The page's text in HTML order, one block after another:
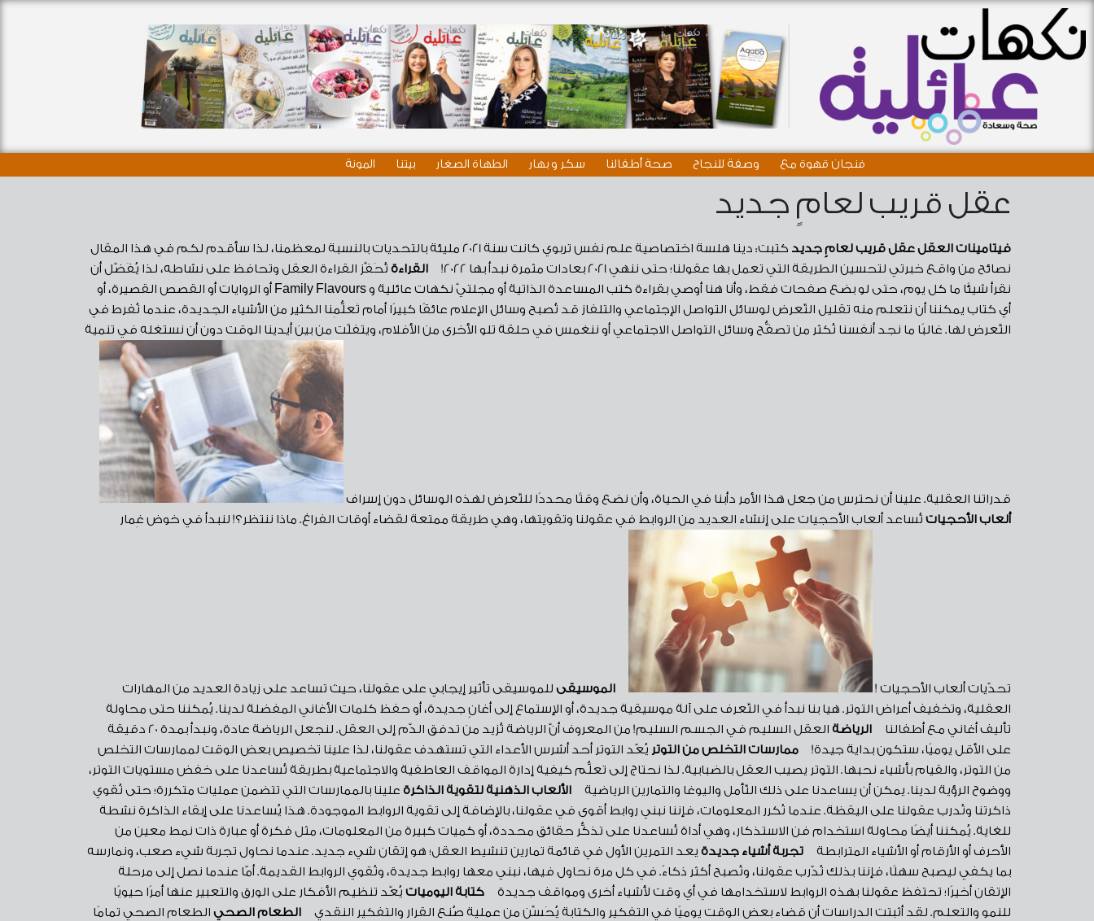
فنجان قهوة مع وصفة للنجاح صحة أطفالنا سكر و بهار الطهاة الصغار بيتنا المونة
عقل قريب لعامٍ جديد
فيتامينات العقلعقل قريب لعامٍ جديد
كتبت: دينا هلسة اختصاصية علم نفس تربوي كانت سنة 2021 مليئة بالتحديات بالنسبة لمعظمنا، لذا سأقدم لكم في هذا المقال
نصائح من واقع خبرتي لتحسين الطريقة التي تعمل بها عقولنا؛ حتى ننهي 2021 بعادات مثمرة نبدأ بها 2022!
القراءة تُحَفِّز القراءة العقل وتحافظ على نشاطه، لذا يُفَضّل أن
نقرأ شيئًا ما كل يوم، حتى لو بضع صفحات فقط، وأنا هنا أوصي بقراءة كتب المساعدة الذاتية أو مجلتيّ نكهات عائلية و Family Flavours أو الروايات أو القصص القصيرة، أو
أي كتاب يمكننا أن نتعلم منه تقليل التّعرض لوسائل التواصل الإجتماعي والتلفاز قد تُصبح وسائل الإعلام عائقًا كبيرًا أمام تَعلُّمِنا الكثير من الأشياء الجديدة، عندما نُفرط في
التّعرض لها. غالبًا ما نجد أنفسنا نُكثر من تصفُّح وسائل التواصل الاجتماعي أو ننغمس في حلقة تلو الأخرى من الأفلام، ويتفلّت من بين أيدينا الوقت دون أن نستغله في تنمية
قدراتنا العقلية. علينا أن نحترس من جعل هذا الأمر دأبنا في الحياة، وأن نضع وقتًا محددًا للتّعرض لهذه الوسائل دون إسراف
ألعاب الأحجيات تُساعد ألعاب الأحجيات على إنشاء العديد من الروابط في عقولنا وتقويتها، وهي طريقة ممتعة لقضاء أوقات الفراغ. ماذا ننتظر؟! لنبدأ في خوض غِمار
تحدّيات ألعاب الأحجيات ! الموسيقى للموسيقى تأثير إيجابي على عقولنا، حيث تساعد على زيادة العديد من المهارات
العقلية، وتخفيف أعراض التوتر. هيا بنا نبدأ في التّعرف على آلة موسيقية جديدة، أو الإستماع إلى أغانٍ جديدة، أو حفظ كلمات الأغاني المفضلة لدينا. يُمكننا حتى محاولة
تأليف أغاني مع أطفالنا الرياضة
العقل السليم في الجسم السليم! من المعروف أنّ الرياضة تُزيد من تدفق الدّم إلى العقل. لنجعل الرياضة عادة، ونبدأ بمدة 20 دقيقة
على الأقل يوميًا، ستكون بداية جيدة! ممارسات التخلص من التوتر يُعّد التوتر أحد أشرس الأعداء التي تستهدف عقولنا، لذا علينا تخصيص بعض الوقت لممارسات التخلص
من التوتر، والقيام بأشياء نحبها. التوتر يصيب العقل بالضبابية. لذا نحتاج إلى تعلُّم كيفية إدارة المواقف العاطفية والاجتماعية بطريقة تُساعدنا على خفض مستويات التوتر،
ووضوح الرؤية لدينا. يمكن أن يساعدنا على ذلك التّأمل واليوغا والتمارين الرياضية الألعاب الذهنية لتقوية الذاكرة علينا بالممارسات التي تتضمن عمليات متكررة؛ حتى نُقوي
ذاكرتنا ونُدرب عقولنا على اليقظة. عندما نُكرر المعلومات، فإننا نبني روابط أقوى في عقولنا، بالإضافة إلى تقوية الروابط الموجودة. هذا يُساعدنا على إبقاء الذاكرة نشطة
للغاية. يُمكننا أيضًا محاولة استخدام فن الاستذكار، وهي أداة تُساعدنا على تذكُّر حقائق محددة، أو كميات كبيرة من المعلومات، مثل فكرة أو عبارة ذات نمط معين من
الأحرف أو الأرقام أو الأشياء المترابطة تجربة أشياء جديدة يعد التمرين الأول في قائمة تمارين تنشيط العقل؛ هو إتقان شيء جديد. عندما نحاول تجربة شيء صعب، ونمارسه
بما يكفي ليصبح سهلًا، فإننا بذلك نُدّرب عقولنا، ونُصبح أكثر ذكاءً. في كل مرة نحاول فيها، نبني معها روابط جديدة، ونُقوي الروابط القديمة. أمّا عندما نصل إلى مرحلة
الإتقان أخيرًا؛ تحتفظ عقولنا بهذه الروابط لاستخدامها في أي وقت لأشياء أخرى ومواقف جديدة كتابة اليوميات يُعّد تنظيم الأفكار على الورق والتعبير عنها أمرًا حيويًا
للنمو والتعلم. لقد أثبتت الدراسات أن قضاء بعض الوقت يوميًا في التفكير والكتابة يُحَسِّن من عملية صُنع القرار والتفكير النقدي الطعام الصحي الطعام الصحي تمامًا